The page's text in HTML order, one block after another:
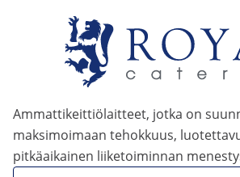
Ammattikeittiölaitteet, jotka on
maksimoimaan tehokkuus,
pitkäaikainen liiketoiminnan